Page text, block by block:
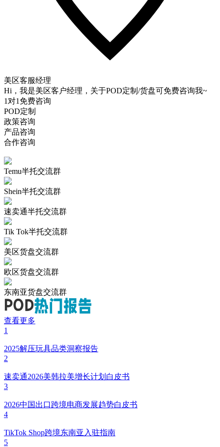
美区客服经理
Hi，我是美区客户经理，关于POD定制/货盘可免费咨询我~
1对1免费咨询
POD定制
政策咨询
产品咨询
合作咨询
Temu半托交流群
Shein半托交流群
速卖通半托交流群
Tik Tok半托交流群
美区货盘交流群
欧区货盘交流群
东南亚货盘交流群
查看更多
1
2025解压玩具品类洞察报告
2
速卖通2026美韩拉美增长计划白皮书
3
2026中国出口跨境电商发展趋势白皮书
4
TikTok Shop跨境东南亚入驻指南
5